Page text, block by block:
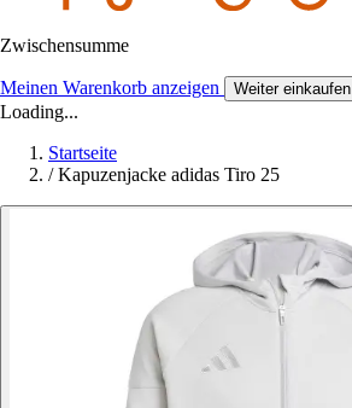
Zwischensumme
Meinen Warenkorb anzeigen Weiter einkaufen
Loading...
Startseite
/ Kapuzenjacke adidas Tiro 25